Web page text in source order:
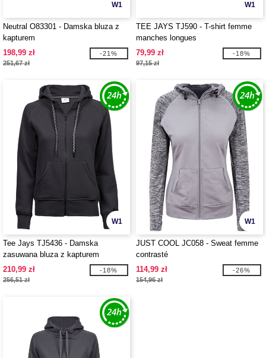
W1
Neutral O83301 - Damska bluza z
kapturem
198,99 zł
251,67 zł
-21%
W1
TEE JAYS TJ590 - T-shirt femme
manches longues
79,99 zł
97,15 zł
-18%
W1
Tee Jays TJ5436 - Damska
zasuwana bluza z kapturem
210,99 zł
256,51 zł
-18%
W1
JUST COOL JC058 - Sweat femme
contrasté
114,99 zł
154,96 zł
-26%